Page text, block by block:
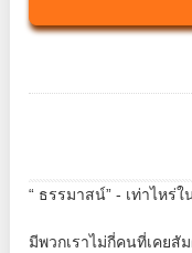
“ ธรรมาสน์” - เท่าไหร่ใ
มีพวกเราไม่กี่คนที่เคยสั